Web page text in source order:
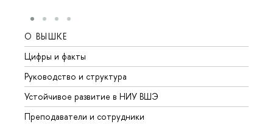
О ВЫШКЕ
Цифры и факты
Руководство и структура
Устойчивое развитие в НИУ ВШЭ
Преподаватели и сотрудники